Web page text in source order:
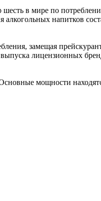
шесть в мире по
напитков
замещая
лицензионных
мощности